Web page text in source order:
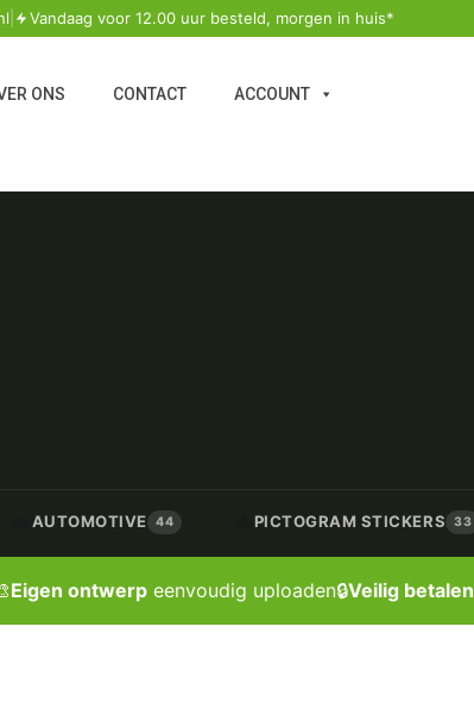
Vandaag voor 12.00 uur besteld, morgen in huis*
ONS CONTACT ACCOUNT
AUTOMOTIVE 44 PICTOGRAM STICKERS 33
Eigen ontwerpeenvoudig uploaden🔒Veilig betalen